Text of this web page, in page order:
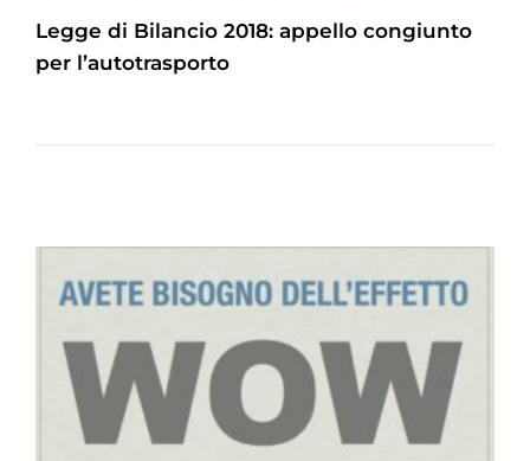
Legge di Bilancio 2018: appello congiunto
per l’autotrasporto